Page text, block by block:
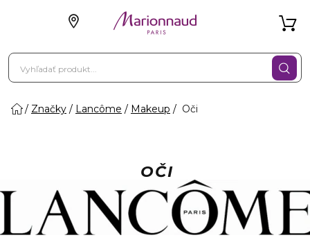
Značky Lancôme Makeup Oči
OČI